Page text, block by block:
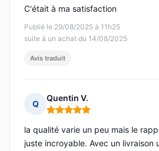
Publié le 29/08/2025 à 11h25
suite à un achat du 14/08/2025
C'était à ma satisfaction
Avis traduit
Q
Quentin V.
Note : 5 sur 5
la qualité varie un peu mais le
juste incroyable. Avec un livraison